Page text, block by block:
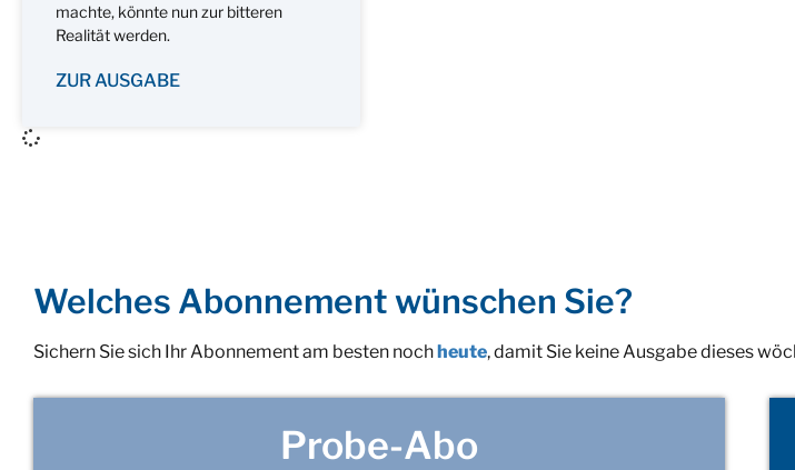
machte, könnte nun zur bitteren
Realität werden.
ZUR AUSGABE
Welches Abonnement wünschen Sie?
Sichern Sie sich Ihr Abonnement am besten nochheute, damit Sie keine Ausgabe dieses
Probe-Abo